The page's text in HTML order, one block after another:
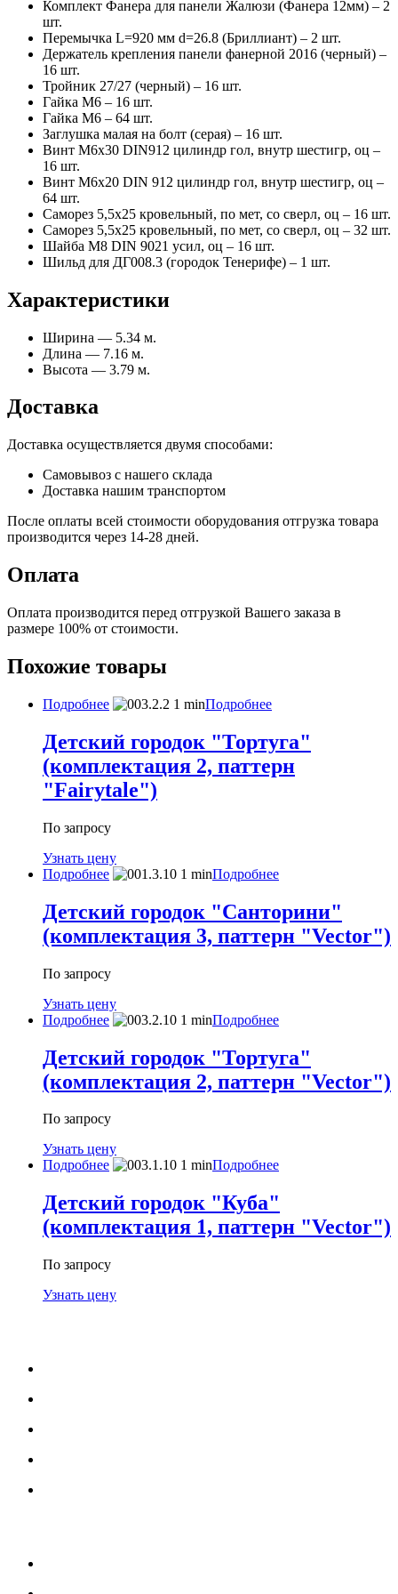
Комплект Фанера для панели Жалюзи (Фанера 12мм) – 2
шт.
Перемычка L=920 мм d=26.8 (Бриллиант) – 2 шт.
Держатель крепления панели фанерной 2016 (черный) –
16 шт.
Тройник 27/27 (черный) – 16 шт.
Гайка М6 – 16 шт.
Гайка М6 – 64 шт.
Заглушка малая на болт (серая) – 16 шт.
Винт М6х30 DIN912 цилиндр гол, внутр шестигр, оц –
16 шт.
Винт М6х20 DIN 912 цилиндр гол, внутр шестигр, оц –
64 шт.
Саморез 5,5х25 кровельный, по мет, со сверл, оц – 16 шт.
Саморез 5,5х25 кровельный, по мет, со сверл, оц – 32 шт.
Шайба М8 DIN 9021 усил, оц – 16 шт.
Шильд для ДГ008.3 (городок Тенерифе) – 1 шт.
Характеристики
Ширина — 5.34 м.
Длина — 7.16 м.
Высота — 3.79 м.
Доставка
Доставка осуществляется двумя способами:
Самовывоз с нашего склада
Доставка нашим транспортом
После оплаты всей стоимости оборудования отгрузка товара
производится через 14-28 дней.
Оплата
Оплата производится перед отгрузкой Вашего заказа в
размере 100% от стоимости.
Похожие товары
Подробнее Подробнее
Детский городок "Тортуга"
(комплектация 2, паттерн
"Fairytale")
По запросу
Узнать цену
Подробнее
Подробнее
Детский городок "Санторини"
(комплектация 3, паттерн "Vector")
По запросу
Узнать цену
Подробнее
Подробнее
Детский городок "Тортуга"
(комплектация 2, паттерн "Vector")
По запросу
Узнать цену
Подробнее
Подробнее
Детский городок "Куба"
(комплектация 1, паттерн "Vector")
По запросу
Узнать цену